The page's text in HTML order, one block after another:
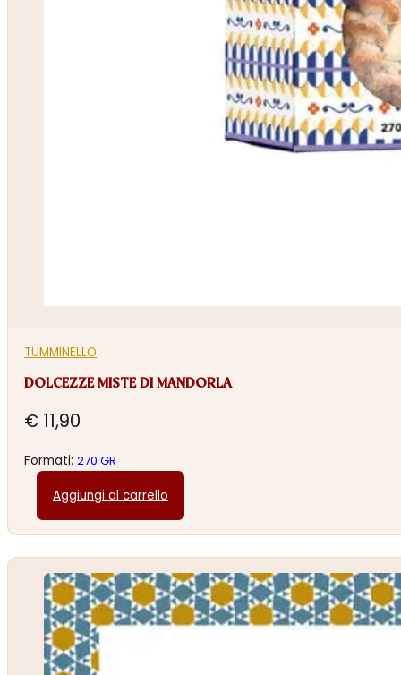
TUMMINELLO
DOLCEZZE MISTE DI MANDORLA
€ 11,90
Formati:270 GR
Aggiungi al carrello